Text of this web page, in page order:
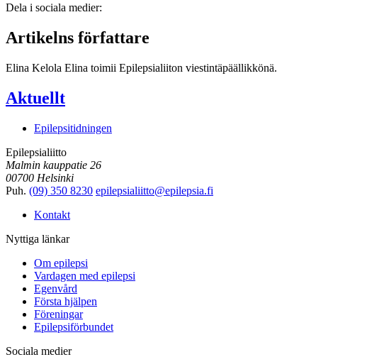
Dela i sociala medier:
Artikelns författare
Elina Kelola Elina toimii Epilepsialiiton viestintäpäällikkönä.
Aktuellt
Epilepsitidningen
Epilepsialiitto
Malmin kauppatie 26
00700 Helsinki
Puh. (09) 350 8230 epilepsialiitto@epilepsia.fi
Kontakt
Nyttiga länkar
Om epilepsi
Vardagen med epilepsi
Egenvård
Första hjälpen
Föreningar
Epilepsiförbundet
Sociala medier